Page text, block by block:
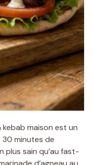
kebab maison est un
30 minutes de
sain qu’au fast-